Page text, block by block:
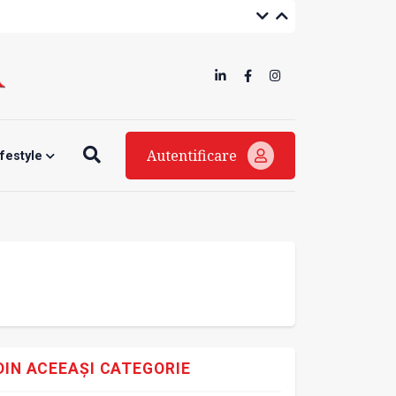
Autentificare
ACEEAȘI CATEGORIE